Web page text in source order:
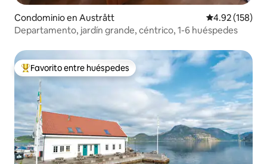
Condominio en Austrått Calificación
4.92 (158)
Departamento, jardín grande, céntrico, 1-6 huéspedes
De los mejores en Favorito entre huéspedes
Favorito entre huéspedes